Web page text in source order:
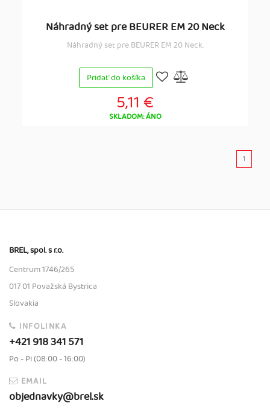
Náhradný set pre BEURER EM 20 Neck
Náhradný set pre BEURER EM 20 Neck.
Pridať do košíka
5,11 €
SKLADOM: ÁNO
1
BREL, spol. s r.o.
Centrum 1746/265
017 01 Považská Bystrica
Slovakia
INFOLINKA
+421 918 341 571
Po - Pi (08:00 - 16:00)
EMAIL
objednavky@brel.sk